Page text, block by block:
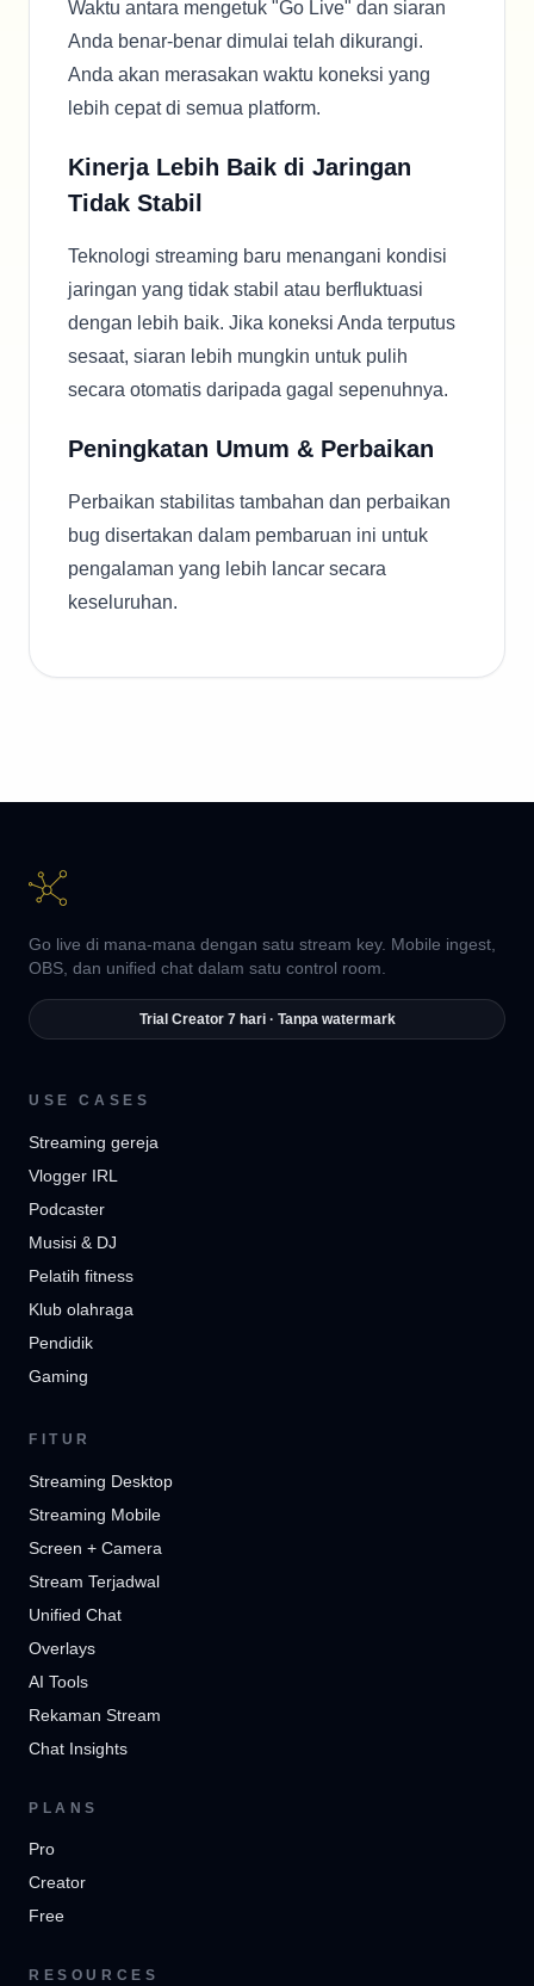
Waktu antara mengetuk "Go Live" dan siaran
Anda benar-benar dimulai telah dikurangi.
Anda akan merasakan waktu koneksi yang
lebih cepat di semua platform.
Kinerja Lebih Baik di Jaringan
Tidak Stabil
Teknologi streaming baru menangani kondisi
jaringan yang tidak stabil atau berfluktuasi
dengan lebih baik. Jika koneksi Anda terputus
sesaat, siaran lebih mungkin untuk pulih
secara otomatis daripada gagal sepenuhnya.
Peningkatan Umum & Perbaikan
Perbaikan stabilitas tambahan dan perbaikan
bug disertakan dalam pembaruan ini untuk
pengalaman yang lebih lancar secara
keseluruhan.
Go live di mana-mana dengan satu stream key. Mobile ingest,
OBS, dan unified chat dalam satu control room.
Trial Creator 7 hari · Tanpa watermark
USE CASES
Streaming gereja
Vlogger IRL
Podcaster
Musisi & DJ
Pelatih fitness
Klub olahraga
Pendidik
Gaming
FITUR
Streaming Desktop
Streaming Mobile
Screen + Camera
Stream Terjadwal
Unified Chat
Overlays
AI Tools
Rekaman Stream
Chat Insights
PLANS
Pro
Creator
Free
RESOURCES